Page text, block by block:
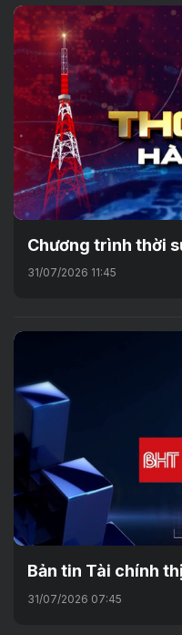
Chương trình thời
31/07/2026 11:45
Bản tin Tài chính
31/07/2026 07:45